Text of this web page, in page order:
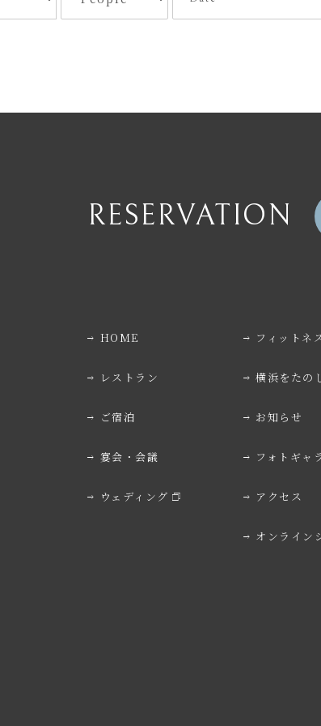
RESERVATION
HOME
レストラン
ご宿泊
宴会・会議
ウェディング
フィットネ
横浜をたの
お知らせ
フォトギャ
アクセス
オンライン